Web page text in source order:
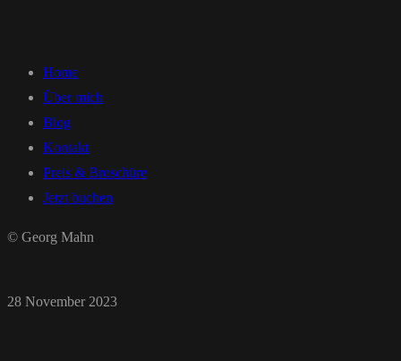
Home
Über mich
Blog
Kontakt
Preis & Broschüre
Jetzt buchen
© Georg Mahn
28 November 2023